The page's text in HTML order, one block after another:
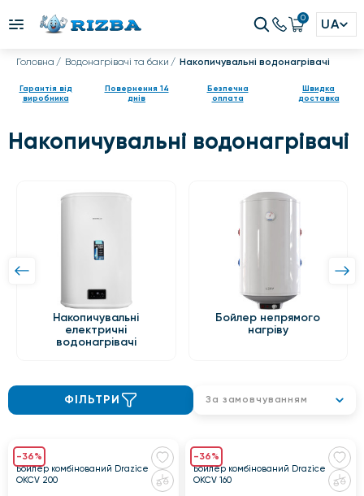
0 UA
Головна Водонагрівачі та баки Накопичувальні водонагрівачі
Гарантія від
виробника
Повернення 14
днів
Безпечна
оплата
Швидка
доставка
Накопичувальні водонагрівачі
Накопичувальні
електричні
водонагрівачі
Бойлер непрямого
нагріву
ФІЛЬТРИ За замовчуванням
-36%
Бойлер комбінований Drazice
OKCV 200
-36%
Бойлер комбінований Drazice
OKCV 160